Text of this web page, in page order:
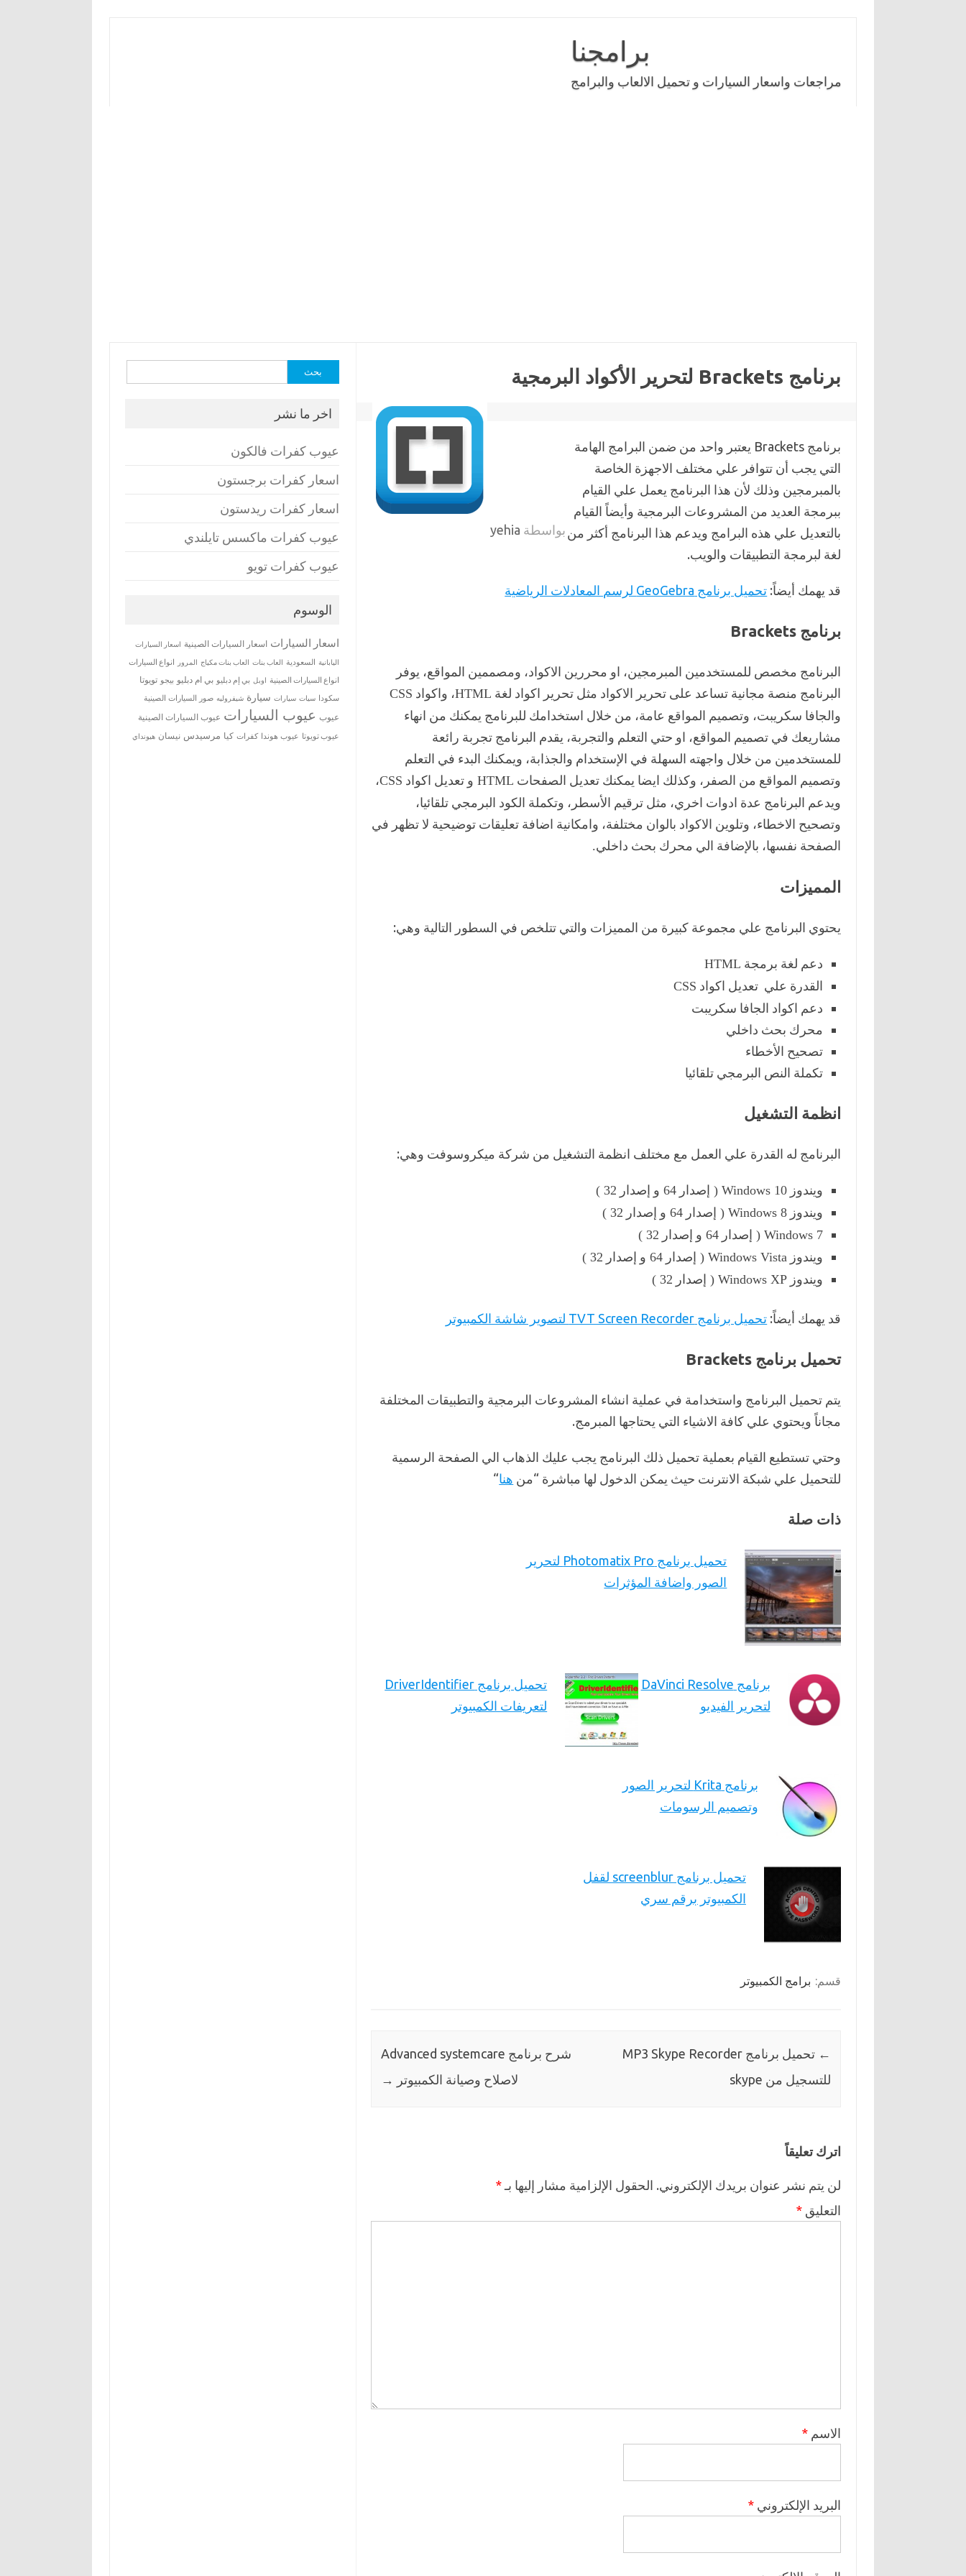
برامجنا
مراجعات واسعار السيارات و تحميل الالعاب والبرامج
برنامج Brackets لتحرير الأكواد البرمجية
بواسطة yehia
برنامج Brackets يعتبر واحد من ضمن البرامج الهامة
التي يجب أن تتوافر علي مختلف الاجهزة الخاصة
بالمبرمجين وذلك لأن هذا البرنامج يعمل علي القيام
ببرمجة العديد من المشروعات البرمجية وأيضاً القيام
بالتعديل علي هذه البرامج ويدعم هذا البرنامج أكثر من
لغة لبرمجة التطبيقات والويب.
قد يهمك أيضاً: تحميل برنامج GeoGebra لرسم المعادلات الرياضية
برنامج Brackets
البرنامج مخصص للمستخدمين المبرمجين، او محررين الاكواد، ومصممين المواقع، يوفر
البرنامج منصة مجانية تساعد على تحرير الاكواد مثل تحرير اكواد لغة HTML، واكواد CSS
والجافا سكريبت، وتصميم المواقع عامة، من خلال استخدامك للبرنامج يمكنك من انهاء
مشاريعك في تصميم المواقع، او حتي التعلم والتجربة، يقدم البرنامج تجربة رائعة
للمستخدمين من خلال واجهته السهلة في اﻹستخدام والجذابة، ويمكنك البدء في التعلم
وتصميم المواقع من الصفر، وكذلك ايضا يمكنك تعديل الصفحات HTML و تعديل اكواد CSS،
ويدعم البرنامج عدة ادوات اخري، مثل ترقيم الأسطر، وتكملة الكود البرمجي تلقائيا،
وتصحيح الاخطاء، وتلوين الاكواد بالوان مختلفة، وامكانية اضافة تعليقات توضيحية لا تظهر في
الصفحة نفسها، باﻹضافة الي محرك بحث داخلي.
المميزات
يحتوي البرنامج علي مجموعة كبيرة من المميزات والتي تتلخص في السطور التالية وهي:
دعم لغة برمجة HTML
القدرة علي تعديل اكواد CSS
دعم اكواد الجافا سكريبت
محرك بحث داخلي
تصحيح الأخطاء
تكملة النص البرمجي تلقائيا
انظمة التشغيل
البرنامج له القدرة علي العمل مع مختلف انظمة التشغيل من شركة ميكروسوفت وهي:
ويندوز Windows 10 ( إصدار 64 و إصدار 32 )
ويندوز Windows 8 ( إصدار 64 و إصدار 32 )
Windows 7 (
إصدار 64 و إصدار 32 )
ويندوز Windows Vista ( إصدار 64 و إصدار 32 )
ويندوز Windows XP ( إصدار 32 )
قد يهمك أيضاً: تحميل برنامج TVT Screen Recorder لتصوير شاشة الكمبيوتر
تحميل برنامج Brackets
يتم تحميل البرنامج واستخدامة في عملية انشاء المشروعات البرمجية والتطبيقات المختلفة
مجاناً ويحتوي علي كافة الاشياء التي يحتاجها المبرمج.
وحتي تستطيع القيام بعملية تحميل ذلك البرنامج يجب عليك الذهاب الي الصفحة الرسمية
للتحميل علي شبكة الانترنت حيث يمكن الدخول لها مباشرة “من هنا“
ذات صلة
تحميل برنامج Photomatix Pro لتحرير
الصور واضافة المؤثرات
برنامج DaVinci Resolve
لتحرير الفيديو
تحميل برنامج DriverIdentifier
لتعريفات الكمبيوتر
برنامج Krita لتحرير الصور
وتصميم الرسومات
تحميل برنامج screenblur لقفل
الكمبيوتر برقم سري
قسم: برامج الكمبيوتر
←
تحميل برنامج MP3 Skype Recorder
للتسجيل من skype
شرح برنامج Advanced systemcare
لاصلاح وصيانة الكمبيوتر →
اترك تعليقاً
لن يتم نشر عنوان بريدك الإلكتروني. الحقول الإلزامية مشار إليها بـ *
التعليق *
الاسم *
البريد الإلكتروني *
البحث
اخر ما نشر
عيوب كفرات فالكون
اسعار كفرات برجستون
اسعار كفرات ريدستون
عيوب كفرات ماكسس تايلندي
عيوب كفرات تويو
الوسوم
اسعار السيارات اسعار السيارات الصينية اسعار السيارات
اليابانية السعودية العاب بنات العاب بنات مكياج المرور انواع السيارات
انواع السيارات الصينية اوبل بي إم دبليو بي ام دبليو بيجو تويوتا
سكودا سيات سيارات سيارة شيفروليه صور السيارات الصينية
عيوب عيوب السيارات عيوب السيارات الصينية
عيوب تويوتا عيوب هوندا كفرات كيا مرسيدس نيسان هيونداي